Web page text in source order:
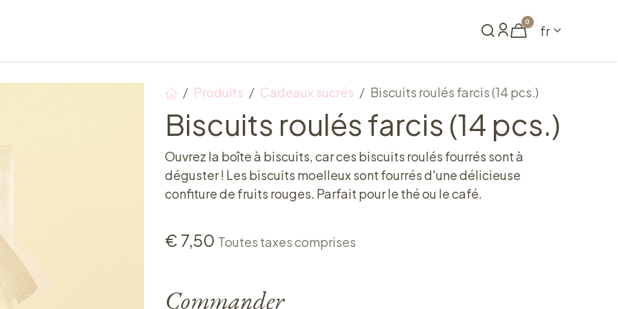
0
fr
Produits Cadeaux sucrés Biscuits roulés farcis (14 pcs.)
Biscuits roulés farcis (14 pcs.)
Ouvrez la boîte à biscuits, car ces biscuits roulés fourrés sont à
déguster ! Les biscuits moelleux sont fourrés d'une délicieuse
confiture de fruits rouges. Parfait pour le thé ou le café.
€ 7,50 Toutes taxes comprises
Commander